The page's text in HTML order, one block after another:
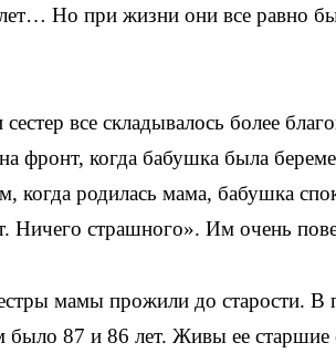
Но при жизни они все равно
все складывалось более
фронт, когда бабушка была
когда родилась мама, бабушка
Ничего страшного». Им очень
мамы прожили до старости.
87 и 86 лет. Живы ее старшие